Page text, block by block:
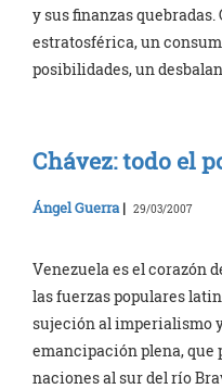
y sus finanzas
estratosférica, un
posibilidades, un
Chávez: todo el
Ángel Guerra | 29/03/2007
Venezuela es el corazón
las fuerzas populares
sujeción al imperialismo
emancipación plena, que
naciones al sur del río